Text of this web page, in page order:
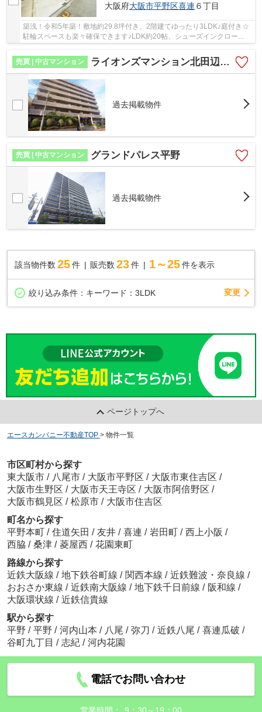
大阪府大阪市平野区喜連 ６丁目
築浅！令和5年築！敷地約29.8坪付き、2階建てゆったり3LDK♪庭付き☆
駐輪スペースも楽々確保できます♪LDK約20帖、シューズインクロー
売買 | 中古マンション
ライオンズマンション北田辺第2
過去掲載物件
売買 | 中古マンション グランドパレス平野
過去掲載物件
該当物件数 25件 販売数 23 件 1～25 件を表示
絞り込み条件： キーワード：3LDK 変更
ページトップへ
エースカンパニー不動産TOP > 物件一覧
市区町村から探す
東大阪市 / 八尾市 / 大阪市平野区 / 大阪市東住吉区 /
大阪市生野区 / 大阪市天王寺区 / 大阪市阿倍野区 /
大阪市鶴見区 / 松原市 / 大阪市住吉区
町名から探す
平野本町 / 住道矢田 / 友井 / 喜連 / 岩田町 / 西上小阪 /
西脇 / 桑津 / 菱屋西 / 花園東町
路線から探す
近鉄大阪線 / 地下鉄谷町線 / 関西本線 / 近鉄難波・奈良線 /
おおさか東線 / 近鉄南大阪線 / 地下鉄千日前線 / 阪和線 /
大阪環状線 / 近鉄信貴線
駅から探す
平野 / 平野 / 河内山本 / 八尾 / 弥刀 / 近鉄八尾 / 喜連瓜破 /
谷町九丁目 / 志紀 / 河内花園
電話でお問い合わせ